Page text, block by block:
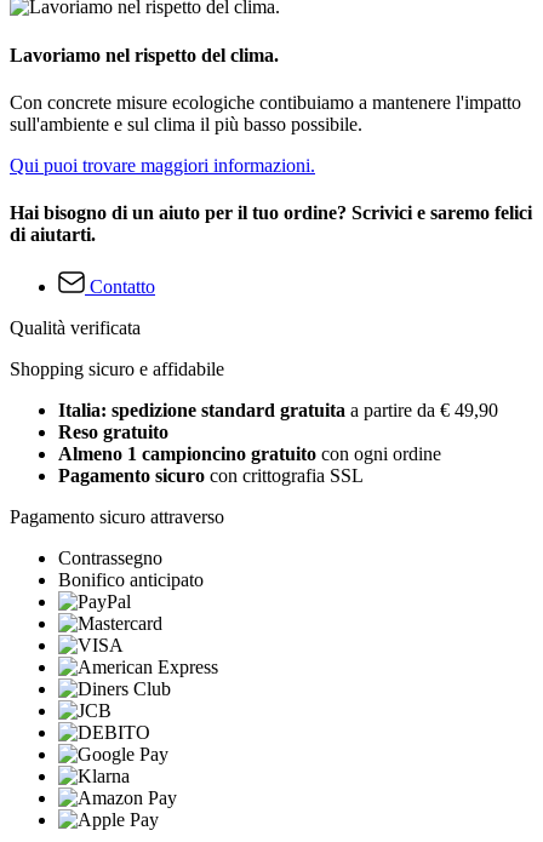
Lavoriamo nel rispetto del clima.
Con concrete misure ecologiche contibuiamo a mantenere l'impatto
sull'ambiente e sul clima il più basso possibile.
Qui puoi trovare maggiori informazioni.
Hai bisogno di un aiuto per il tuo ordine? Scrivici e saremo felici
di aiutarti.
Contatto
Qualità verificata
Shopping sicuro e affidabile
Italia: spedizione standard gratuita a partire da € 49,90
Reso gratuito
Almeno 1 campioncino gratuito con ogni ordine
Pagamento sicuro con crittografia SSL
Pagamento sicuro attraverso
Contrassegno
Bonifico anticipato